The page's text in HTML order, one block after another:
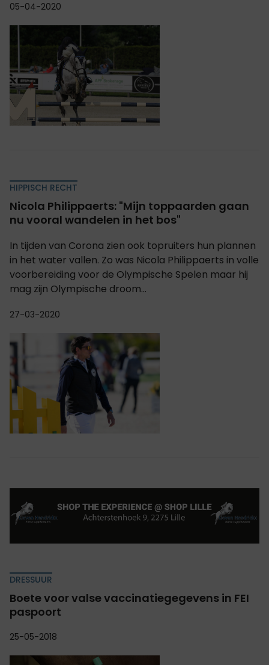
05-04-2020
HIPPISCH RECHT
Nicola Philippaerts: "Mijn toppaarden gaan
nu vooral wandelen in het bos"
In tijden van Corona zien ook topruiters hun plannen
in het water vallen. Zo was Nicola Philippaerts in volle
voorbereiding voor de Olympische Spelen maar hij
mag zijn Olympische droom...
27-03-2020
DRESSUUR
Boete voor valse vaccinatiegegevens in FEI
paspoort
25-05-2018